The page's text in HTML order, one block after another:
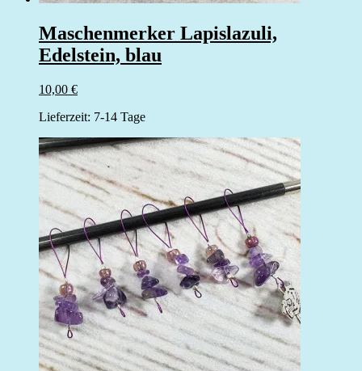
Maschenmerker Lapislazuli,
Edelstein, blau
10,00 €
Lieferzeit: 7-14 Tage